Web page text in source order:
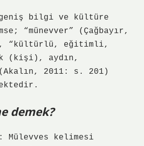
bilgi ve kültüre
“münevver” (Çağbayır,
“kültürlü, eğitimli,
(kişi), aydın,
2011: s. 201)
demek?
Mülevves kelimesi